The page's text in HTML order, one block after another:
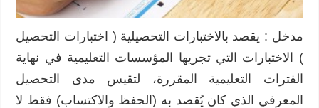
مدخل : يقصد بالاختبارات التحصيلية ( اختبارات التحصيل
) الاختبارات التي تجريها المؤسسات التعليمية في نهاية
الفترات التعليمية المقررة، لتقيس مدى التحصيل
المعرفي الذي كان يُقصد به (الحفظ والاكتساب) فقط لا